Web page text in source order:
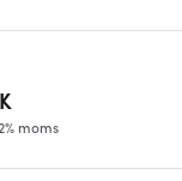
moms